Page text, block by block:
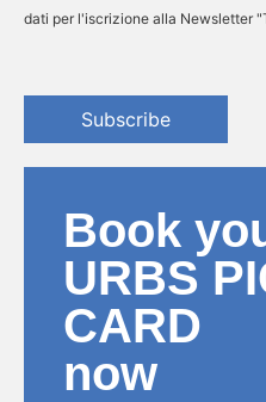
dati per l'iscrizione alla Newsletter
Subscribe
Book
URBS
CARD
now